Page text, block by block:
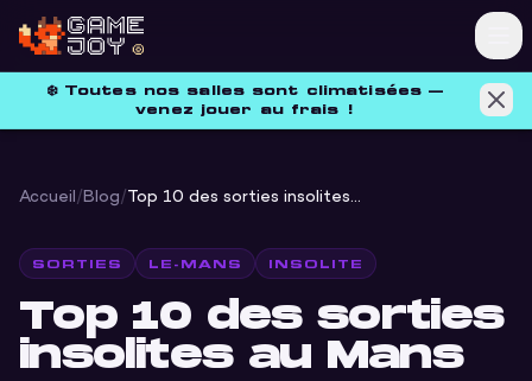
❄️ Toutes nos salles sont climatisées —
venez jouer au frais !
Accueil/Blog/ Top 10 des sorties insolites au Mans
SORTIES LE-MANS INSOLITE
Top 10 des sorties
insolites au Mans